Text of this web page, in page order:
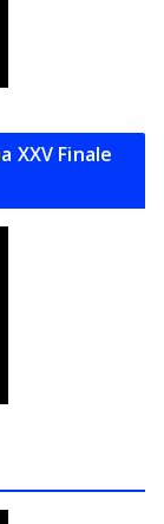
XXV Finale